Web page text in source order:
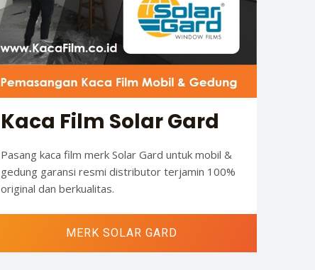
Kaca Film Solar Gard
Pasang kaca film merk Solar Gard untuk mobil &
gedung garansi resmi distributor terjamin 100%
original dan berkualitas.
MERK SOLAR GARD